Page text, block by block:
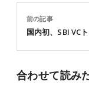
前の記事
国内初、SBI VC
合わせて読み